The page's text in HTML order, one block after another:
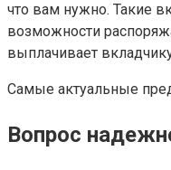
что вам нужно. Такие
возможности
выплачивает
Самые актуальные
Вопрос